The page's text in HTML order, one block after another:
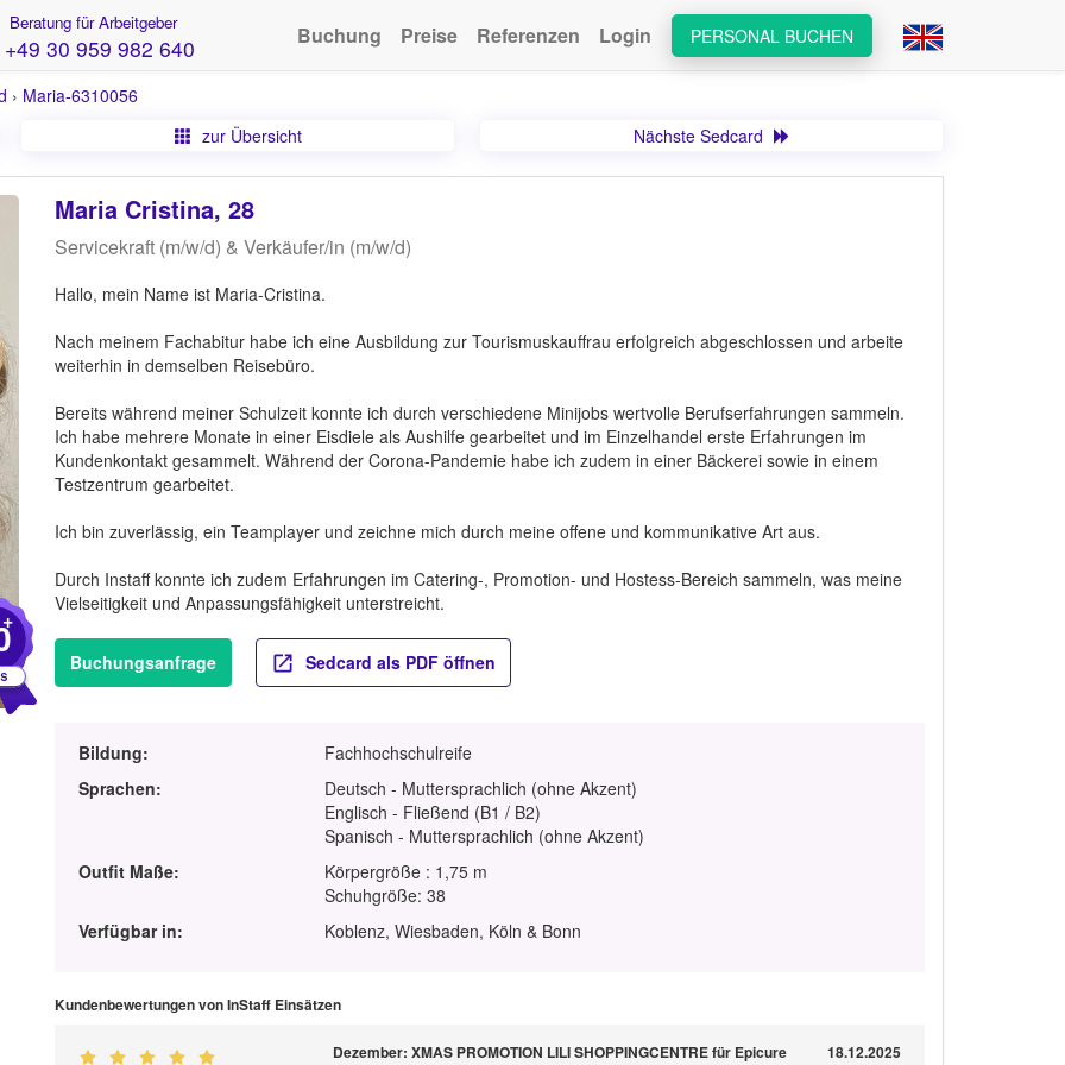
Beratung für Arbeitgeber
+49 30 959 982 640 PERSONAL BUCHEN
Buchung Preise Referenzen Login
› Maria-6310056
zur Übersicht
Nächste Sedcard
+
Maria Cristina, 28
Servicekraft (m/w/d) & Verkäufer/in (m/w/d)
Hallo, mein Name ist Maria-Cristina.
Nach meinem Fachabitur habe ich eine Ausbildung zur Tourismuskauffrau erfolgreich abgeschlossen und arbeite
weiterhin in demselben Reisebüro.
Bereits während meiner Schulzeit konnte ich durch verschiedene Minijobs wertvolle Berufserfahrungen sammeln.
Ich habe mehrere Monate in einer Eisdiele als Aushilfe gearbeitet und im Einzelhandel erste Erfahrungen im
Kundenkontakt gesammelt. Während der Corona-Pandemie habe ich zudem in einer Bäckerei sowie in einem
Testzentrum gearbeitet.
Ich bin zuverlässig, ein Teamplayer und zeichne mich durch meine offene und kommunikative Art aus.
Durch Instaff konnte ich zudem Erfahrungen im Catering-, Promotion- und Hostess-Bereich sammeln, was meine
Vielseitigkeit und Anpassungsfähigkeit unterstreicht.
Buchungsanfrage Sedcard als PDF öffnen
Bildung:
Fachhochschulreife
Sprachen:
Deutsch - Muttersprachlich (ohne Akzent)
Englisch - Fließend (B1 / B2)
Spanisch - Muttersprachlich (ohne Akzent)
Outfit Maße:
Körpergröße : 1,75 m
Schuhgröße: 38
Verfügbar in:
Koblenz, Wiesbaden, Köln & Bonn
Kundenbewertungen von InStaff Einsätzen
Dezember: XMAS PROMOTION LILI SHOPPINGCENTRE für Epicure
18.12.2025